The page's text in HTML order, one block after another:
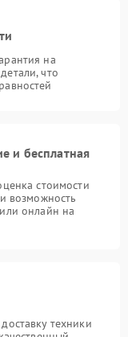
на
что
и бесплатная
стоимости
возможность
онлайн на
техники